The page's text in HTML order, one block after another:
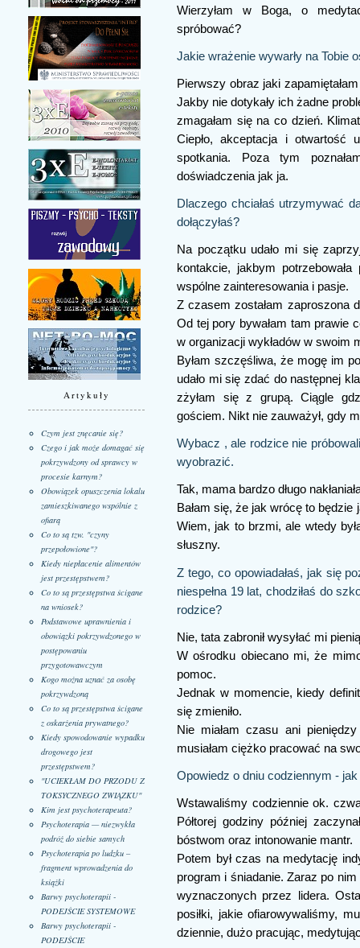
Artykuły
Czym jest znęcanie się?
Czego i jak może domagać się
pokrzywdzony od sprawcy w
procesie karnym?
Obowiązek opuszczenia lokalu
zamieszkiwanego wspólnie z
ofiarą
Co to są tzw. "czyny
przepołowione"?
Kiedy niepłacenie alimentów
jest przestępstwem?
Co to są przestępstwa ścigane
na wniosek?
Podstawowe uprawnienia i
obowiązki pokrzywdzonego w
postępowaniu
przygotowawczym
Kogo można uznać za osobę
pokrzywdzoną
Co to są przestępstwa ścigane
z oskarżenia prywatnego?
Kiedy spowodowanie wypadku
drogowego jest
przestępstwem?
"UCIEKŁAM DO PRZODU Z
TOKSYCZNEGO ZWIĄZKU"
Kim jest psychoterapeuta?
Psychoterapia — niezwykła
podróż do siebie samych
Psychoterapia po ludzku –
fragment wprowadzenia do
książki
Barwy psychoterapii -
PODEJŚCIE SYSTEMOWE
Barwy psychoterapii -
PODEJŚCIE
Wierzyłam w Boga, o
spróbować?
Jakie wrażenie wywarły na Tobie
Pierwszy obraz jaki
Jakby nie dotykały ich żadne
zmagałam się na co dzień.
Ciepło, akceptacja i otwartość
spotkania. Poza tym
doświadczenia jak ja.
Dlaczego chciałaś utrzymywać
dołączyłaś?
Na początku udało mi się
kontakcie, jakbym
wspólne zainteresowania i pasje.
Z czasem zostałam zaproszona
Od tej pory bywałam tam prawie
w organizacji wykładów w swoim
Byłam szczęśliwa, że mogę im
udało mi się zdać do następnej
zżyłam się z grupą. Ciągle
gościem. Nikt nie zauważył, gdy
Wybacz , ale rodzice nie
wyobrazić.
Tak, mama bardzo długo
Bałam się, że jak wrócę to będzie
Wiem, jak to brzmi, ale wtedy
słuszny.
Z tego, co opowiadałaś, jak się
niespełna 19 lat, chodziłaś do
rodzice?
Nie, tata zabronił wysyłać mi
W ośrodku obiecano mi, że
pomoc.
Jednak w momencie, kiedy
się zmieniło.
Nie miałam czasu ani
musiałam ciężko pracować na
Opowiedz o dniu codziennym - jak
Wstawaliśmy codziennie ok.
Półtorej godziny później
bóstwom oraz intonowanie mantr.
Potem był czas na medytację
program i śniadanie. Zaraz po
wyznaczonych przez lidera.
posiłki, jakie ofiarowywaliśmy,
dziennie, dużo pracując,